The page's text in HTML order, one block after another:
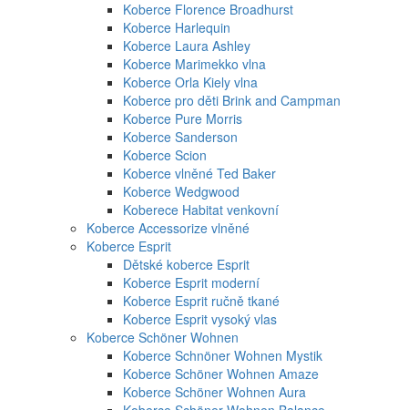
Koberce Florence Broadhurst
Koberce Harlequin
Koberce Laura Ashley
Koberce Marimekko vlna
Koberce Orla Kiely vlna
Koberce pro děti Brink and Campman
Koberce Pure Morris
Koberce Sanderson
Koberce Scion
Koberce vlněné Ted Baker
Koberce Wedgwood
Koberece Habitat venkovní
Koberce Accessorize vlněné
Koberce Esprit
Dětské koberce Esprit
Koberce Esprit moderní
Koberce Esprit ručně tkané
Koberce Esprit vysoký vlas
Koberce Schöner Wohnen
Koberce Schnöner Wohnen Mystik
Koberce Schöner Wohnen Amaze
Koberce Schöner Wohnen Aura